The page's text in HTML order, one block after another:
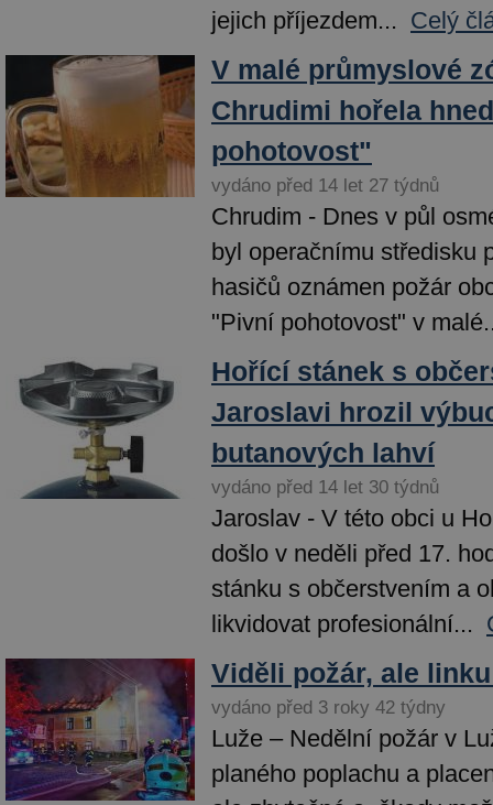
jejich příjezdem... Celý
V malé průmyslové
Chrudimi hořela
pohotovost"
vydáno před 14 let 27 týdnů
Chrudim - Dnes v půl
byl operačnímu středisku
hasičů oznámen požár
"Pivní pohotovost" v
Hořící stánek s
Jaroslavi hrozil
butanových lahví
vydáno před 14 let 30 týdnů
Jaroslav - V této obci u
došlo v neděli před 17.
stánku s občerstvením a
likvidovat profesionální...
Viděli požár, ale
vydáno před 3 roky 42 týdny
Luže – Nedělní požár v
planého poplachu a